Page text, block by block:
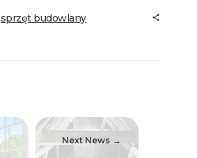
sprzęt budowlany
Next News